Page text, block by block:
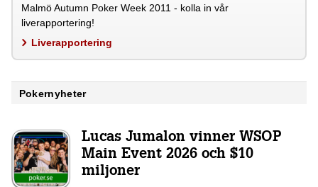
Malmö Autumn Poker Week 2011 - kolla in vår
liverapportering!
Liverapportering
Pokernyheter
Lucas Jumalon vinner WSOP
Main Event 2026 och $10
miljoner